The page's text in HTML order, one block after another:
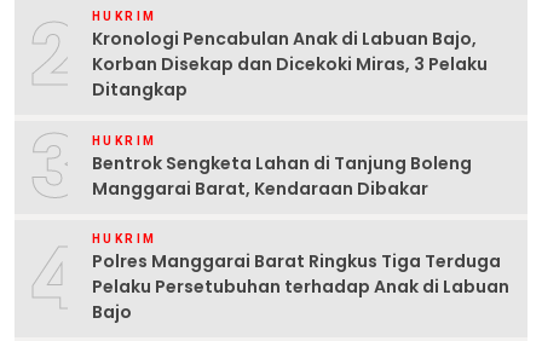
2 HUKRIM
Kronologi Pencabulan Anak di Labuan Bajo,
Korban Disekap dan Dicekoki Miras, 3 Pelaku
Ditangkap
3 HUKRIM
Bentrok Sengketa Lahan di Tanjung Boleng
Manggarai Barat, Kendaraan Dibakar
4 HUKRIM
Polres Manggarai Barat Ringkus Tiga Terduga
Pelaku Persetubuhan terhadap Anak di Labuan
Bajo